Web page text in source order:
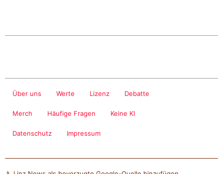
Über uns Werte Lizenz Debatte
Merch Häufige Fragen Keine KI
Datenschutz Impressum